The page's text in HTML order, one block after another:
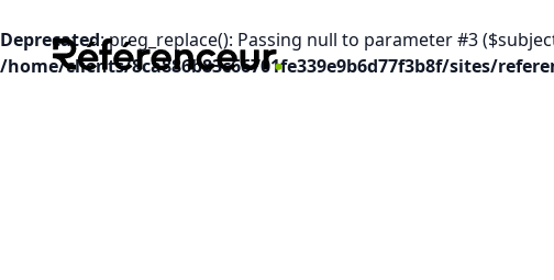
Deprecated: preg_replace(): Passing null to parameter #3
/home/clients/8ca886b83c66701fe339e9b6d77f3b8f/sites/